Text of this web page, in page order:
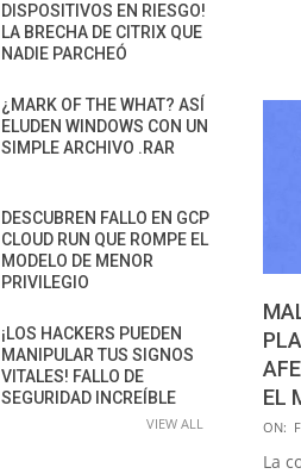
EL
02-
ON:
La
DISPOSITIVOS EN RIESGO!
LA BRECHA DE CITRIX QUE
NADIE PARCHEÓ
¿MARK OF THE WHAT? ASÍ
ELUDEN WINDOWS CON UN
SIMPLE ARCHIVO .RAR
DESCUBREN FALLO EN GCP
CLOUD RUN QUE ROMPE EL
MODELO DE MENOR
PRIVILEGIO
¡LOS HACKERS PUEDEN
MANIPULAR TUS SIGNOS
VITALES! FALLO DE
SEGURIDAD INCREÍBLE
VIEW ALL